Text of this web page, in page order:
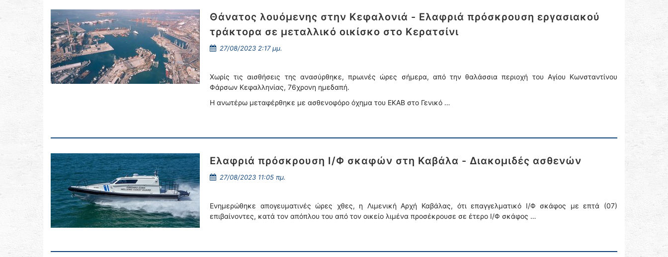
Θάνατος λουόμενης στην Κεφαλονιά - Ελαφριά πρόσκρουση εργασιακού
τράκτορα σε μεταλλικό οικίσκο στο Κερατσίνι
27/08/2023 2:17 μμ.
Χωρίς τις αισθήσεις της ανασύρθηκε, πρωινές ώρες σήμερα, από την θαλάσσια περιοχή του Αγίου Κωνσταντίνου
Φάρσων Κεφαλληνίας, 76χρονη ημεδαπή.
Η ανωτέρω μεταφέρθηκε με ασθενοφόρο όχημα του ΕΚΑΒ στο Γενικό …
Ελαφριά πρόσκρουση Ι/Φ σκαφών στη Καβάλα - Διακομιδές ασθενών
27/08/2023 11:05 πμ.
Ενημερώθηκε απογευματινές ώρες χθες, η Λιμενική Αρχή Καβάλας, ότι επαγγελματικό Ι/Φ σκάφος με επτά (07)
επιβαίνοντες, κατά τον απόπλου του από τον οικείο λιμένα προσέκρουσε σε έτερο Ι/Φ σκάφος …